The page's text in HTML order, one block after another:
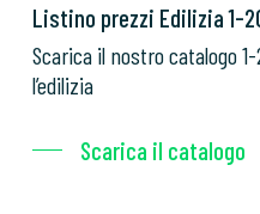
Listino prezzi Edilizia 1-
Scarica il nostro catalogo
l’edilizia
Scarica il catalogo